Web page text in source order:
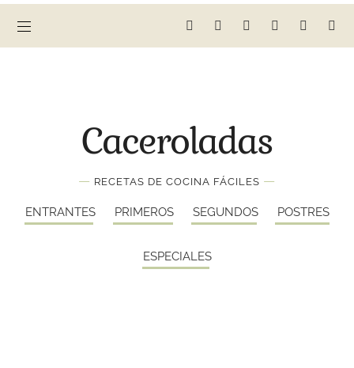
Caceroladas
— RECETAS DE COCINA FÁCILES —
ENTRANTES PRIMEROS SEGUNDOS POSTRES
ESPECIALES